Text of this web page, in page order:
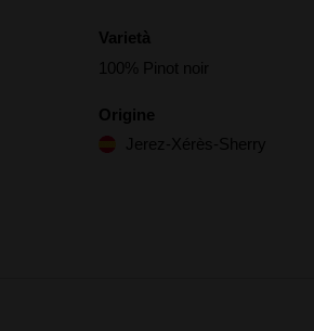
Varietà
100% Pinot noir
Origine
Jerez-Xérès-Sherry